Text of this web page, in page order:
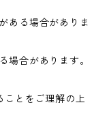
ある場合がありま
合があります。
ことをご理解の上